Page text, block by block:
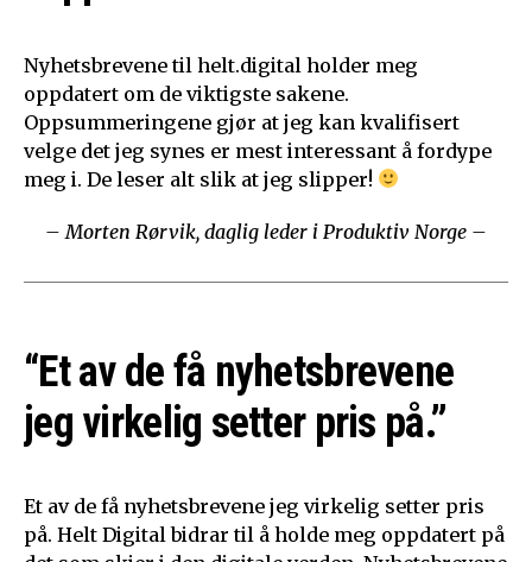
Nyhetsbrevene til helt.digital holder meg
oppdatert om de viktigste sakene.
Oppsummeringene gjør at jeg kan kvalifisert
velge det jeg synes er mest interessant å fordype
meg i. De leser alt slik at jeg slipper!
– Morten Rørvik, daglig leder i Produktiv Norge –
“Et av de få nyhetsbrevene
jeg virkelig setter pris på.”
Et av de få nyhetsbrevene jeg virkelig setter pris
på. Helt Digital bidrar til å holde meg oppdatert på